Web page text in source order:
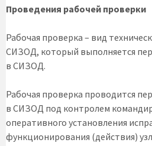
Проведения рабочей проверки
Рабочая проверка – вид
СИЗОД, который выполняется
в СИЗОД.
Рабочая проверка проводится
в СИЗОД под контролем
оперативного установления
функционирования (действия)